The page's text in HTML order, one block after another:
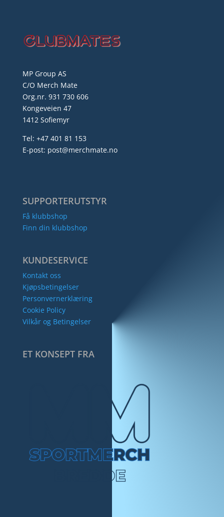
MP Group AS
C/O Merch Mate
Org.nr. 931 730 606
Kongeveien 47
1412 Sofiemyr
Tel: +47 401 81 153
E-post: post@merchmate.no
SUPPORTERUTSTYR
Få klubbshop
Finn din klubbshop
KUNDESERVICE
Kontakt oss
Kjøpsbetingelser
Personvernerklæring
Cookie Policy
Vilkår og Betingelser
ET KONSEPT FRA